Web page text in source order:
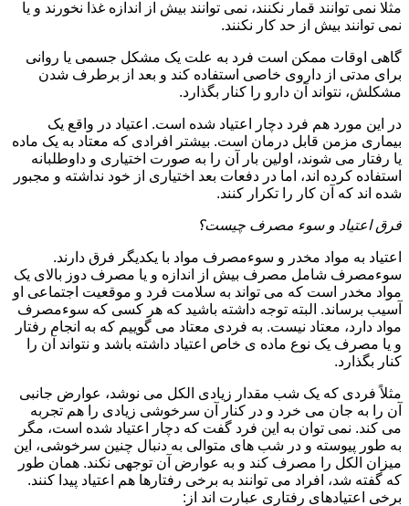
مثلا نمی توانند قمار نکنند، نمی توانند بیش از اندازه غذا نخورند و یا
نمی توانند بیش از حد کار نکنند.
گاهی اوقات ممکن است فرد به علت یک مشکل جسمی یا روانی
برای مدتی از داروی خاصی استفاده کند و بعد از برطرف شدن
مشکلش، نتواند آن دارو را کنار بگذارد.
در این مورد هم فرد دچار اعتیاد شده است. اعتیاد در واقع یک
بیماری مزمن قابل درمان است. بیشتر افرادی که معتاد به یک ماده
یا رفتار می شوند، اولین بار آن را به صورت اختیاری و داوطلبانه
استفاده کرده اند، اما در دفعات بعد اختیاری از خود نداشته و مجبور
شده اند که آن کار را تکرار کنند.
فرق اعتیاد و سوء مصرف چیست؟
اعتیاد به مواد مخدر و سوءمصرف مواد با یکدیگر فرق دارند.
سوءمصرف شامل مصرف بیش از اندازه و یا مصرف دوز بالای یک
مواد مخدر است که می تواند به سلامت فرد و موقعیت اجتماعی او
آسیب برساند. البته توجه داشته باشید که هر کسی که سوءمصرف
مواد دارد، معتاد نیست. به فردی معتاد می گوییم که به انجام رفتار
و یا مصرف یک نوع ماده ی خاص اعتیاد داشته باشد و نتواند آن را
کنار بگذارد.
مثلاً فردی که یک شب مقدار زیادی الکل می نوشد، عوارض جانبی
آن را به جان می خرد و در کنار آن سرخوشی زیادی را هم تجربه
می کند. نمی توان به این فرد گفت که دچار اعتیاد شده است، مگر
به طور پیوسته و در شب های متوالی به دنبال چنین سرخوشی، این
میزان الکل را مصرف کند و به عوارض آن توجهی نکند. همان طور
که گفته شد، افراد می توانند به برخی رفتارها هم اعتیاد پیدا کنند.
برخی اعتیادهای رفتاری عبارت اند از: